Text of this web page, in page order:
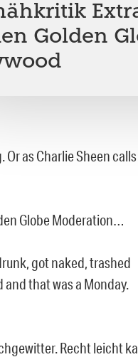
Golden
as Charlie Sheen
Globe Moderation…
got naked, trashed
that was a Monday.
Recht leicht